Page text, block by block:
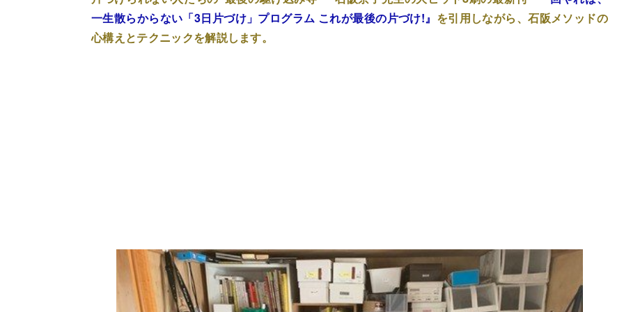
一生散らからない「3日片づけ」プログラム これが最後の片づけ!』 を引用しながら、石阪メソッドの
心構えとテクニックを解説します。